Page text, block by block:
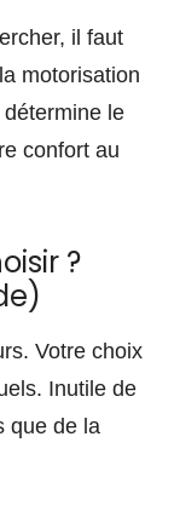
il faut
motorisation
le
confort au
?
Votre choix
Inutile de
que de la